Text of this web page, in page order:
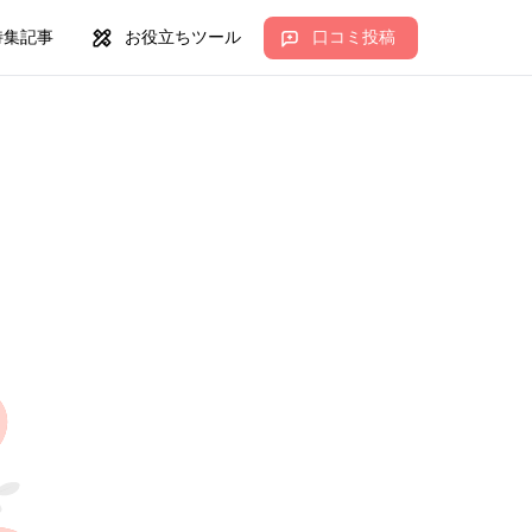
集記事 お役立ちツール 口コミ投稿